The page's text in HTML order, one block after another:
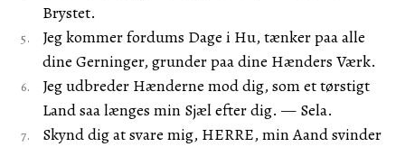
Brystet.
Jeg kommer fordums Dage i Hu, tænker paa alle
dine Gerninger, grunder paa dine Hænders Værk.
Jeg udbreder Hænderne mod dig, som et tørstigt
Land saa længes min Sjæl efter dig. — Sela.
Skynd dig at svare mig, HERRE, min Aand svinder